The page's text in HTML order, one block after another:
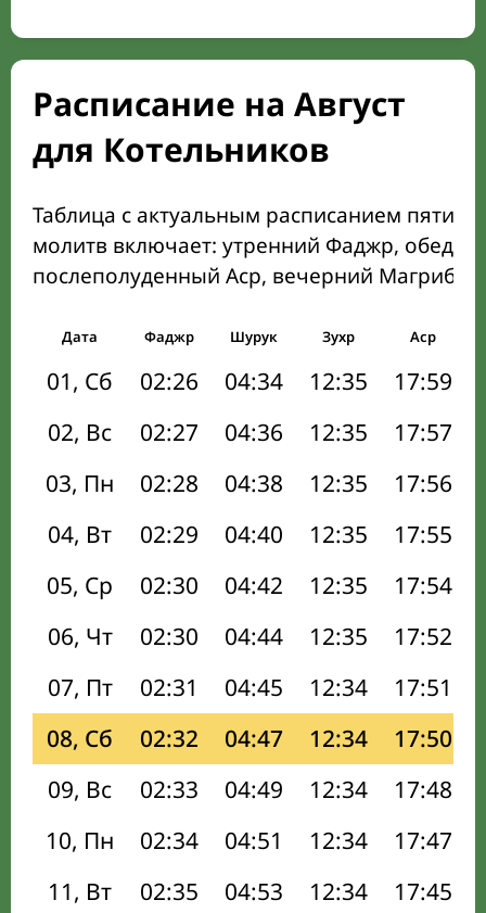
Расписание на Август
для Котельников
Таблица с актуальным расписанием пяти
молитв включает: утренний Фаджр,
послеполуденный Аср, вечерний Магриб
Дата Фаджр Шурук Зухр Аср
01, Сб 02:26 04:34 12:35 17:59
02, Вс
02:27 04:36 12:35 17:57
03, Пн
02:28 04:38 12:35 17:56
04, Вт
02:29 04:40 12:35 17:55
05, Ср
02:30 04:42 12:35 17:54
06, Чт
02:30 04:44 12:35 17:52
07, Пт
02:31 04:45 12:34 17:51
08, Сб
02:32 04:47 12:34 17:50
09, Вс
02:33 04:49 12:34 17:48
10, Пн
02:34 04:51 12:34 17:47
11, Вт
02:35 04:53 12:34 17:45